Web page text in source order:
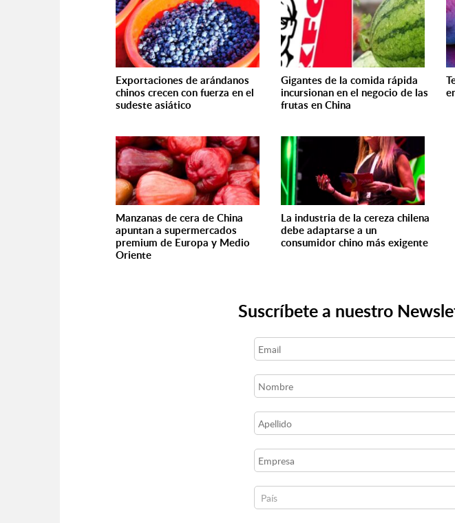
Exportaciones de arándanos
chinos crecen con fuerza en el
sudeste asiático
Gigantes de la comida rápida
incursionan en el negocio de las
frutas en China
Manzanas de cera de China
apuntan a supermercados
premium de Europa y Medio
Oriente
La industria de la cereza chilena
debe adaptarse a un
consumidor chino más exigente
Suscríbete a nuestro